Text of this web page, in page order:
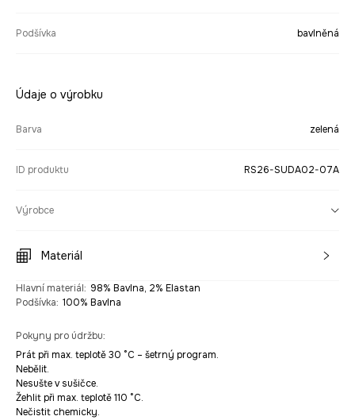
Podšívka bavlněná
Údaje o výrobku
Barva zelená
ID produktu RS26-SUDA02-07A
Výrobce
Materiál
Hlavní materiál: 98% Bavlna, 2% Elastan
Podšívka: 100% Bavlna
Pokyny pro údržbu:
Prát při max. teplotě 30 °C – šetrný program.
Nebělit.
Nesušte v sušičce.
Žehlit při max. teplotě 110 °C.
Nečistit chemicky.